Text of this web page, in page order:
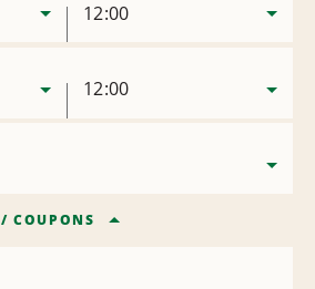
12:00
12:00
/COUPONS